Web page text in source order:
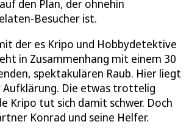
den Plan, der ohnehin
Besucher ist.
der es Kripo und Hobbydetektive
in Zusammenhang mit einem 30
spektakulären Raub. Hier liegt
Aufklärung. Die etwas trottelig
Kripo tut sich damit schwer. Doch
Konrad und seine Helfer.